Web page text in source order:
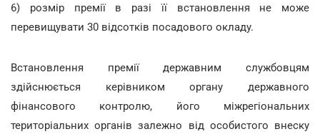
6) розмір премії в разі її встановлення не може
перевищувати 30 відсотків посадового окладу.
Встановлення премії державним службовцям
здійснюється керівником органу державного
фінансового контролю, його міжрегіональних
територіальних органів залежно від особистого внеску